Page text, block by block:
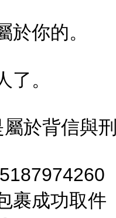
於你的。
。
於背信與
裹成功取件